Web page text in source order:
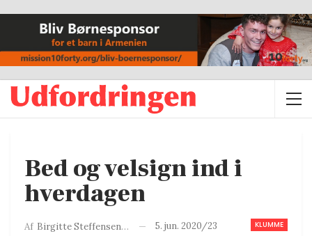
Bed og velsign ind i
hverdagen
KLUMME
Af Birgitte Steffensen-Thomasen 5. jun. 2020/23